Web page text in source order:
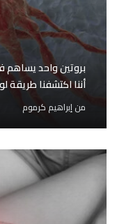
أننا اكتشفنا
منإبراهيم كرموم